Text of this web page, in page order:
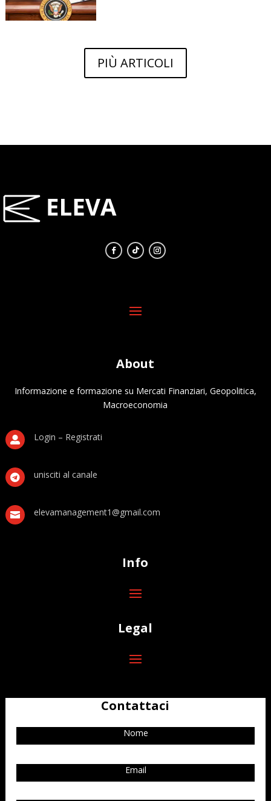
PIÙ ARTICOLI
About
Informazione e formazione su Mercati Finanziari, Geopolitica,
Macroeconomia
 Login – Registrati
 unisciti al canale
 elevamanagement1@gmail.com
Info
Legal
Contattaci